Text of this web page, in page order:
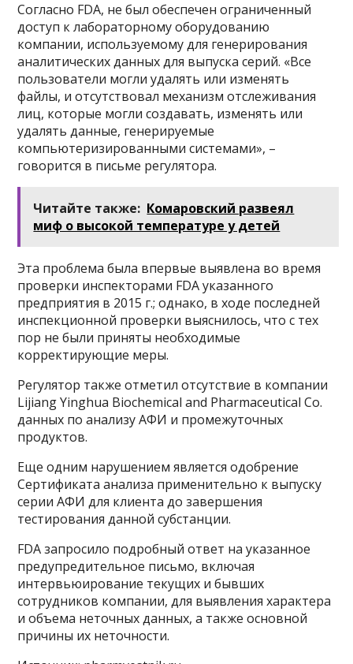
Согласно FDA, не был обеспечен ограниченный
доступ к лабораторному оборудованию
компании, используемому для генерирования
аналитических данных для выпуска серий. «Все
пользователи могли удалять или изменять
файлы, и отсутствовал механизм отслеживания
лиц, которые могли создавать, изменять или
удалять данные, генерируемые
компьютеризированными системами», –
говорится в письме регулятора.
Читайте также: Комаровский развеял
миф о высокой температуре у детей
Эта проблема была впервые выявлена во время
проверки инспекторами FDA указанного
предприятия в 2015 г.; однако, в ходе последней
инспекционной проверки выяснилось, что с тех
пор не были приняты необходимые
корректирующие меры.
Регулятор также отметил отсутствие в компании
Lijiang Yinghua Biochemical and Pharmaceutical Co.
данных по анализу АФИ и промежуточных
продуктов.
Еще одним нарушением является одобрение
Сертификата анализа применительно к выпуску
серии АФИ для клиента до завершения
тестирования данной субстанции.
FDA запросило подробный ответ на указанное
предупредительное письмо, включая
интервьюирование текущих и бывших
сотрудников компании, для выявления характера
и объема неточных данных, а также основной
причины их неточности.